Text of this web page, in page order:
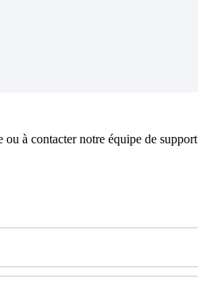
ou à contacter notre équipe de support